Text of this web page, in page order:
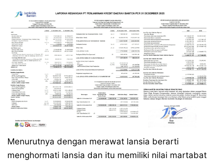
Menurutnya dengan merawat lansia berarti
menghormati lansia dan itu memiliki nilai martabat